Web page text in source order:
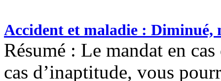
Accident et maladie : Diminué,
Résumé : Le mandat en
cas d’inaptitude, vous